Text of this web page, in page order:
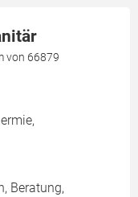
von 66879
Beratung,